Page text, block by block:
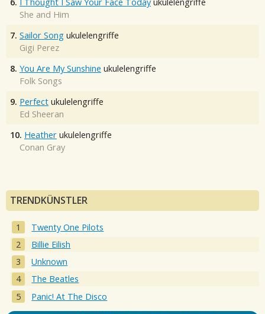
She and Him
7. Sailor Song ukulelengriffe
Gigi Perez
8. You Are My Sunshine ukulelengriffe
Folk Songs
9. Perfect ukulelengriffe
Ed Sheeran
10. Heather ukulelengriffe
Conan Gray
TRENDKÜNSTLER
Twenty One Pilots
Billie Eilish
Unknown
The Beatles
Panic! At The Disco